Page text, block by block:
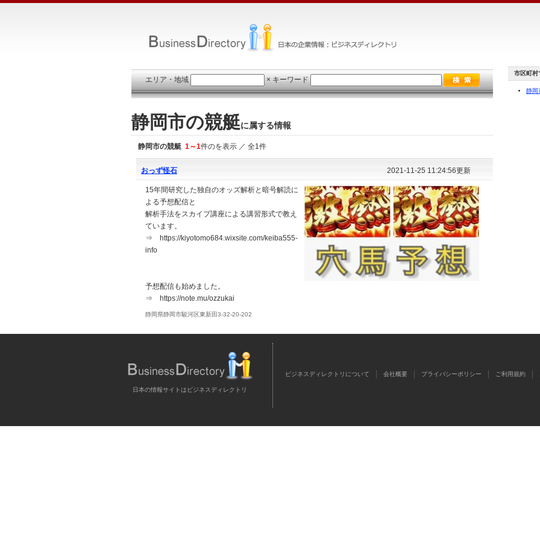
エリア・地域 × キーワード
静岡市の競艇に属する情報
静岡市の競艇 1～1件のを表示 ／ 全1件
おっず怪石 2021-11-25 11:24:56更新
15年間研究した独自のオッズ解析と暗号解読に
よる予想配信と
解析手法をスカイプ講座による講習形式で教え
ています。
⇒ https://kiyotomo684.wixsite.com/keiba555-
info
予想配信も始めました。
⇒ https://note.mu/ozzukai
静岡県静岡市駿河区東新田3-32-20-202
市区町村
静岡
日本の情報サイトはビジネスディレクトリ
ビジネスディレクトリについて 会社概要 プライバシーポリシー ご利用規約